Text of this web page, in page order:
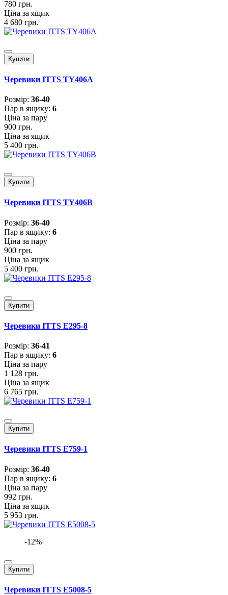
780 грн.
Ціна за ящик
4 680 грн.
Купити
Черевики ITTS TY406A
Розмiр: 36-40
Пар в ящику: 6
Ціна за пару
900 грн.
Ціна за ящик
5 400 грн.
Купити
Черевики ITTS TY406B
Розмiр: 36-40
Пар в ящику: 6
Ціна за пару
900 грн.
Ціна за ящик
5 400 грн.
Купити
Черевики ITTS E295-8
Розмiр: 36-41
Пар в ящику: 6
Ціна за пару
1 128 грн.
Ціна за ящик
6 765 грн.
Купити
Черевики ITTS E759-1
Розмiр: 36-40
Пар в ящику: 6
Ціна за пару
992 грн.
Ціна за ящик
5 953 грн.
-12%
Купити
Черевики ITTS E5008-5